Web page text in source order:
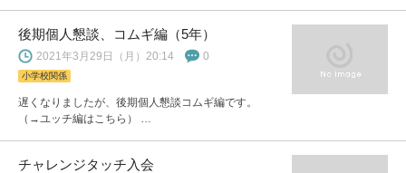
後期個人懇談、コムギ編（5年）
2021年3月29日（月）20:14 0
小学校関係
遅くなりましたが、後期個人懇談コムギ編です。
（→ユッチ編はこちら） …
チャレンジタッチ入会